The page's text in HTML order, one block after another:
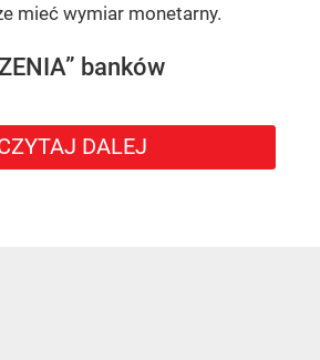
mieć wymiar monetarny.
banków
DALEJ